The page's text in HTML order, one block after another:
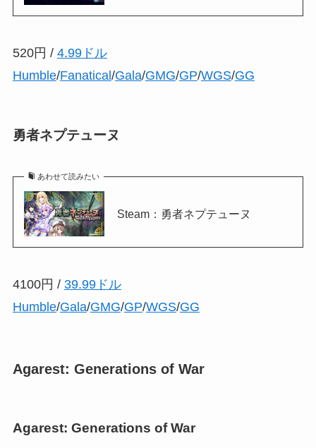
520円 / 4.99ドル
Humble/Fanatical/Gala/GMG/GP/WGS/GG
勇者ネプテューヌ
あわせて読みたい
Steam：勇者ネプテューヌ
4100円 / 39.99ドル
Humble/Gala/GMG/GP/WGS/GG
Agarest: Generations of War
Agarest: Generations of War